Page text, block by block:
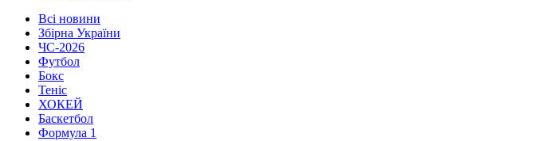
Всі новини
Збірна України
ЧС-2026
Футбол
Бокс
Теніс
ХОКЕЙ
Баскетбол
Формула 1